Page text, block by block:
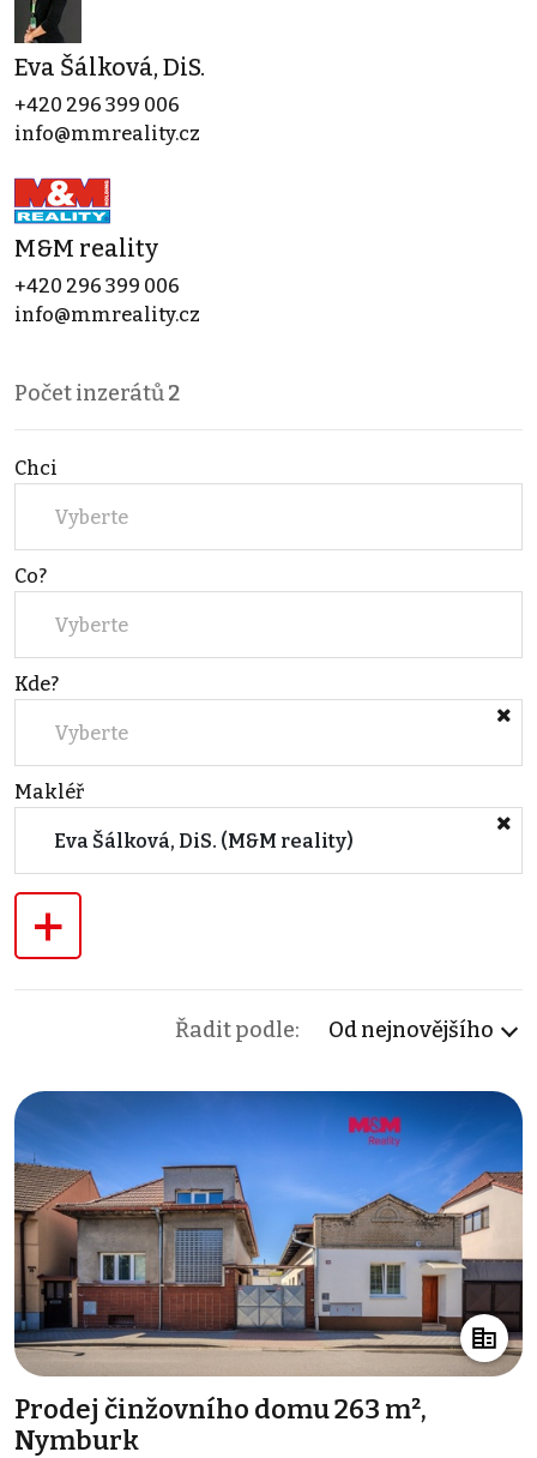
Eva Šálková, DiS.
+420 296 399 006
info@mmreality.cz
M&M reality
+420 296 399 006
info@mmreality.cz
Počet inzerátů2
Chci
Vyberte
Co?
Vyberte
Kde?
Vyberte
Makléř
Eva Šálková, DiS. (M&M reality)
+
Řadit podle: Od nejnovějšího
Prodej činžovního domu 263 m²,
Nymburk